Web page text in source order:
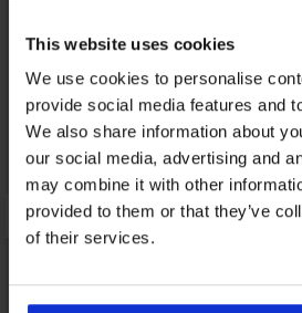
This website uses cookies
We use cookies to personalise
provide social media features and
We also share information about
our social media, advertising and
may combine it with other
provided to them or that they’ve
of their services.